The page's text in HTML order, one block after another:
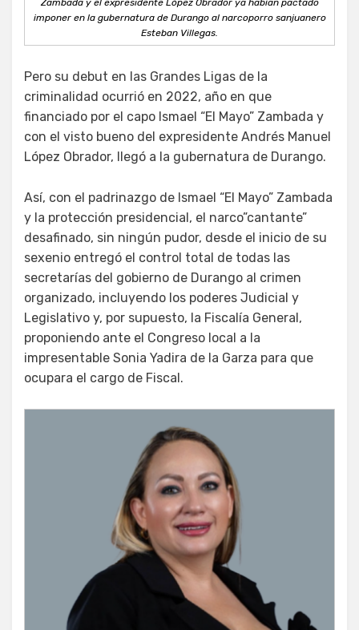
Zambada y el expresidente López Obrador ya habían pactado
imponer en la gubernatura de Durango al narcoporro sanjuanero
Esteban Villegas.
Pero su debut en las Grandes Ligas de la
criminalidad ocurrió en 2022, año en que
financiado por el capo Ismael “El Mayo” Zambada y
con el visto bueno del expresidente Andrés Manuel
López Obrador, llegó a la gubernatura de Durango.
Así, con el padrinazgo de Ismael “El Mayo” Zambada
y la protección presidencial, el narco”cantante”
desafinado, sin ningún pudor, desde el inicio de su
sexenio entregó el control total de todas las
secretarías del gobierno de Durango al crimen
organizado, incluyendo los poderes Judicial y
Legislativo y, por supuesto, la Fiscalía General,
proponiendo ante el Congreso local a la
impresentable Sonia Yadira de la Garza para que
ocupara el cargo de Fiscal.